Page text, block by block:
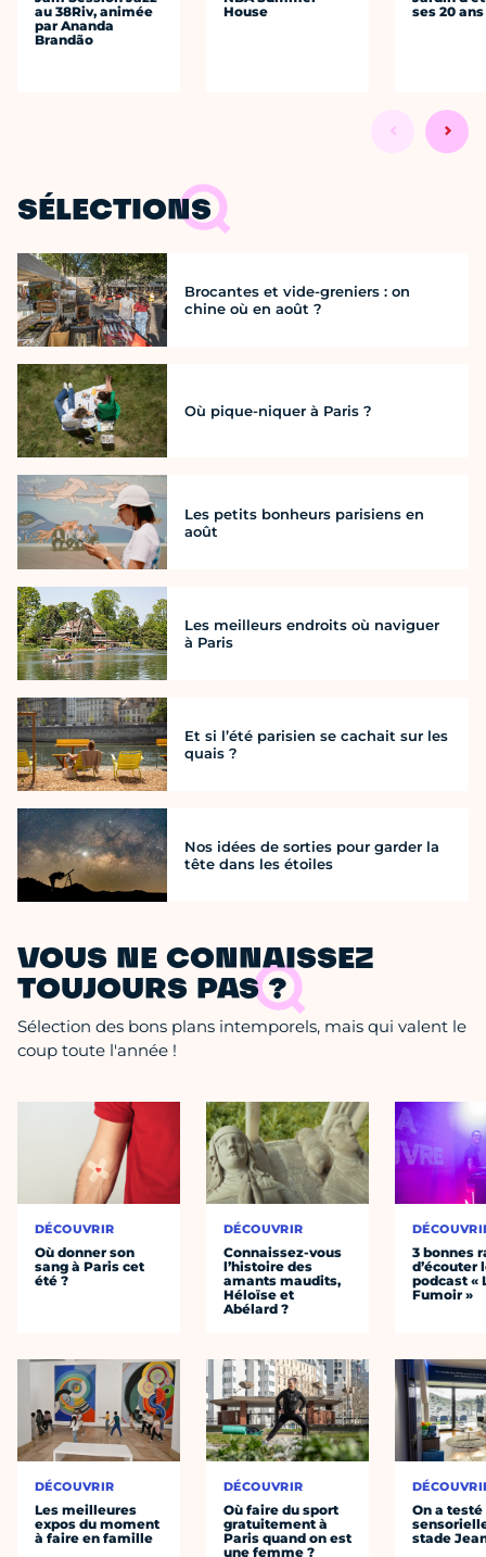
au 38Riv, animée
par Ananda
Brandão
House
ses 20 ans
SÉLECTIONS
Brocantes et vide-greniers : on
chine où en août ?
Où pique-niquer à Paris ?
Les petits bonheurs parisiens en
août
Les meilleurs endroits où naviguer
à Paris
Et si l’été parisien se cachait sur les
quais ?
Nos idées de sorties pour garder la
tête dans les étoiles
VOUS NE CONNAISSEZ
TOUJOURS PAS ?
Sélection des bons plans intemporels, mais qui valent le
coup toute l'année !
DÉCOUVRIR
Où donner son
sang à Paris cet
été ?
DÉCOUVRIR
Les meilleures
expos du moment
à faire en famille
DÉCOUVRIR
Connaissez-vous
l’histoire des
amants maudits,
Héloïse et
Abélard ?
DÉCOUVRIR
Où faire du sport
gratuitement à
Paris quand on est
une femme ?
3 bonnes
d’écouter
podcast «
Fumoir »
On a
stade